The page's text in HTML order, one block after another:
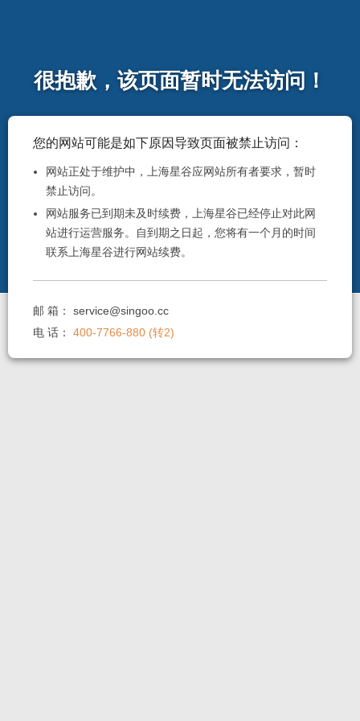
很抱歉，该页面暂时无法访问！
您的网站可能是如下原因导致页面被禁止访问：
网站正处于维护中，上海星谷应网站所有者要求，暂时
禁止访问。
网站服务已到期未及时续费，上海星谷已经停止对此网
站进行运营服务。自到期之日起，您将有一个月的时间
联系上海星谷进行网站续费。
邮 箱：service@singoo.cc
电 话：400-7766-880 (转2)